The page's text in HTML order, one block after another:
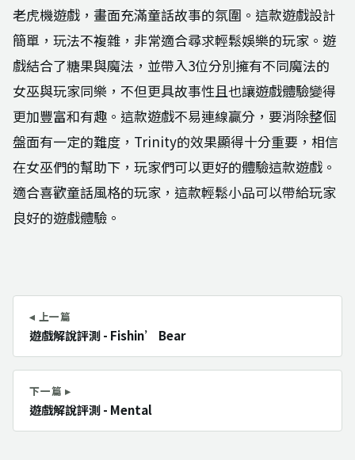
老虎機遊戲，畫面充滿童話故事的氛圍。這款遊戲設計
簡單，玩法不複雜，非常適合尋求輕鬆娛樂的玩家。遊
戲結合了糖果與魔法，並帶入3位分別擁有不同魔法的
女巫與玩家同樂，不但更具故事性且也讓遊戲體驗變得
更加豐富和有趣。這款遊戲不易連線贏分，要消除整個
盤面有一定的難度，Trinity的效果顯得十分重要，相信
在女巫們的幫助下，玩家們可以更好的體驗這款遊戲。
適合喜歡童話風格的玩家，這款輕鬆小品可以帶給玩家
良好的遊戲體驗。
◂ 上一篇
遊戲解說評測 - Fishin’ Bear
下一篇 ▸
遊戲解說評測 - Mental